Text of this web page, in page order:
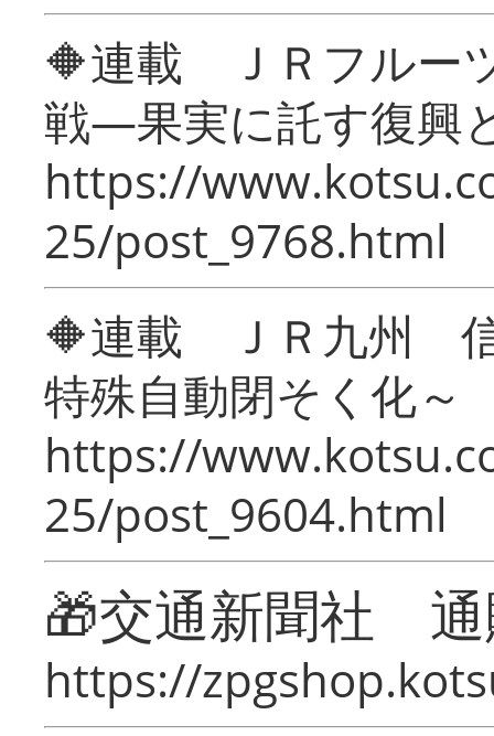
🔶連載 ＪＲフルー
戦―果実に託す復興
https://
25/post_9768.html
🔶連載 ＪＲ九州 信
特殊自動閉そく化～
https://
25/post_9604.html
🎁交通新聞社
https://